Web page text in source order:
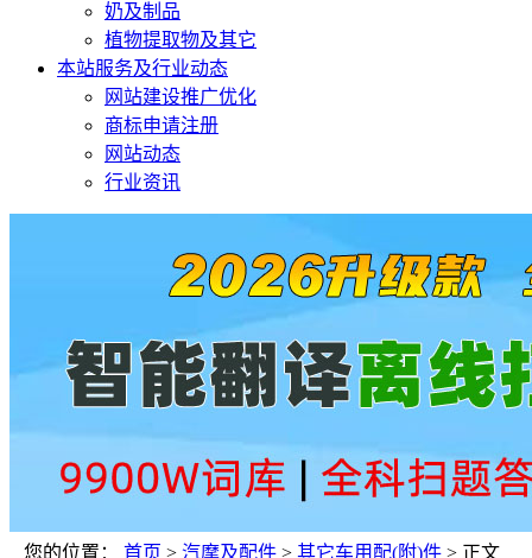
奶及制品
植物提取物及其它
本站服务及行业动态
网站建设推广优化
商标申请注册
网站动态
行业资讯
您的位置： 首页 > 汽摩及配件 > 其它车用配(附)件 > 正文